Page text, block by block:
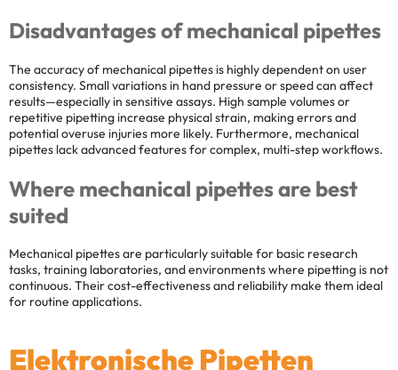
Disadvantages of mechanical pipettes
The accuracy of mechanical pipettes is highly dependent on user
consistency. Small variations in hand pressure or speed can affect
results—especially in sensitive assays. High sample volumes or
repetitive pipetting increase physical strain, making errors and
potential overuse injuries more likely. Furthermore, mechanical
pipettes lack advanced features for complex, multi-step workflows.
Where mechanical pipettes are best
suited
Mechanical pipettes are particularly suitable for basic research
tasks, training laboratories, and environments where pipetting is not
continuous. Their cost-effectiveness and reliability make them ideal
for routine applications.
Elektronische Pipetten